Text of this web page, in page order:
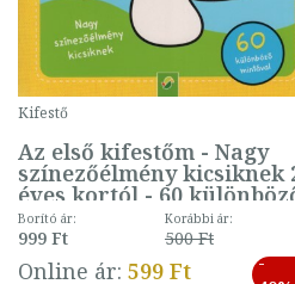
Kifestő
Az első kifestőm - Nagy
színezőélmény kicsiknek
éves kortól - 60
mintával (gombás)
Borító ár:
999 Ft
Korábbi ár:
500 Ft
Online ár: 599 Ft
-